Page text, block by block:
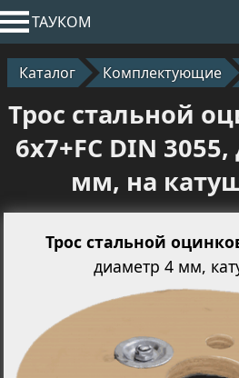
ТАУКОМ
Каталог Комплектующие
Трос стальной
6x7+FC DIN
мм, на
Трос стальной
диаметр 4 мм,